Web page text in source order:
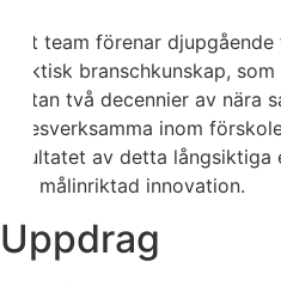
Vårt team förenar
praktisk branschkunskap,
nästan två decennier av nära
yrkesverksamma inom
resultatet av detta
och målinriktad innovation.
Uppdrag